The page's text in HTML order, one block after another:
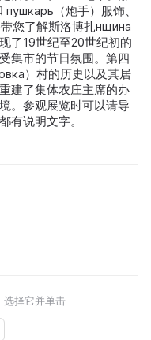
（炮手）服饰、
您了解斯洛博扎нщина
了19世纪至20世纪初的
集市的节日氛围。第四
）村的历史以及其居
建了集体农庄主席的办
。参观展览时可以请导
有说明文字。
选择它并单击